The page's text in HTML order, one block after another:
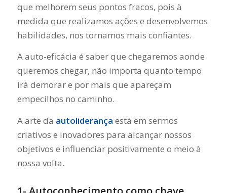
que melhorem seus pontos fracos, pois à
medida que realizamos ações e desenvolvemos
habilidades, nos tornamos mais confiantes.
A auto-eficácia é saber que chegaremos aonde
queremos chegar, não importa quanto tempo
irá demorar e por mais que apareçam
empecilhos no caminho.
A arte da autoliderança está em sermos
criativos e inovadores para alcançar nossos
objetivos e influenciar positivamente o meio à
nossa volta.